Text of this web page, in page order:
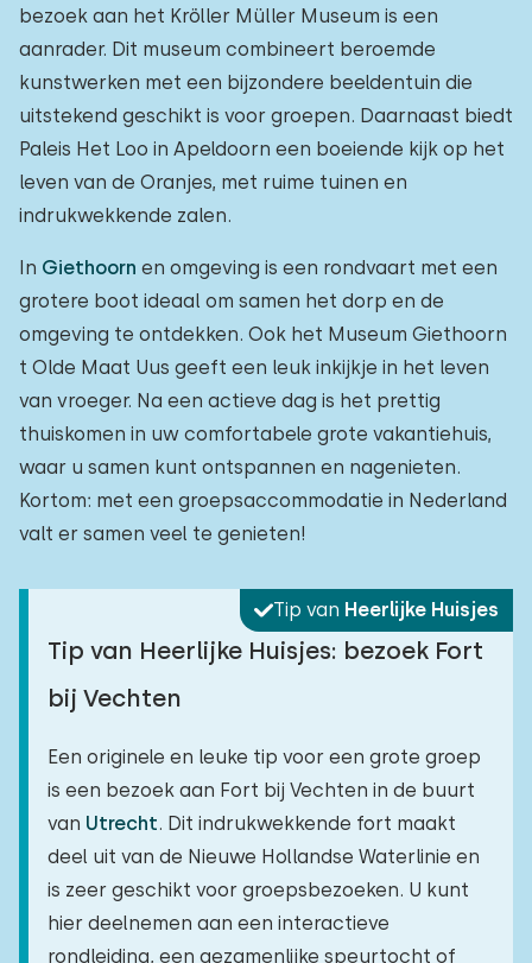
bezoek aan het Kröller Müller Museum is een
aanrader. Dit museum combineert beroemde
kunstwerken met een bijzondere beeldentuin die
uitstekend geschikt is voor groepen. Daarnaast biedt
Paleis Het Loo in Apeldoorn een boeiende kijk op het
leven van de Oranjes, met ruime tuinen en
indrukwekkende zalen.
In Giethoorn en omgeving is een rondvaart met een
grotere boot ideaal om samen het dorp en de
omgeving te ontdekken. Ook het Museum Giethoorn
t Olde Maat Uus geeft een leuk inkijkje in het leven
van vroeger. Na een actieve dag is het prettig
thuiskomen in uw comfortabele grote vakantiehuis,
waar u samen kunt ontspannen en nagenieten.
Kortom: met een groepsaccommodatie in Nederland
valt er samen veel te genieten!
Tip van Heerlijke Huisjes
Tip van Heerlijke Huisjes: bezoek Fort
bij Vechten
Een originele en leuke tip voor een grote groep
is een bezoek aan Fort bij Vechten in de buurt
van Utrecht. Dit indrukwekkende fort maakt
deel uit van de Nieuwe Hollandse Waterlinie en
is zeer geschikt voor groepsbezoeken. U kunt
hier deelnemen aan een interactieve
rondleiding, een gezamenlijke speurtocht of